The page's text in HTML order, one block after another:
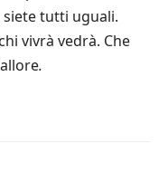
tutti uguali.
vivrà vedrà. Che
.